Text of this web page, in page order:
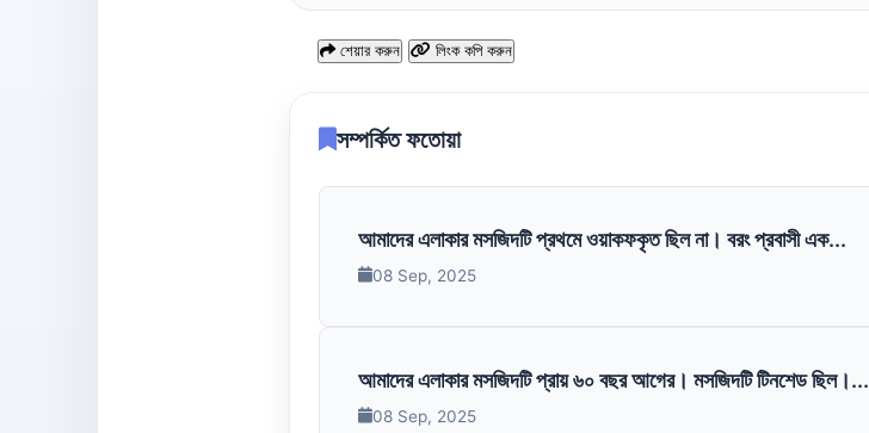
শেয়ার করুন লিংক কপি করুন
সম্পর্কিত ফতোয়া
আমাদের এলাকার মসজিদটি প্রথমে ওয়াকফকৃত ছিল না। বরং প্রবাসী এক...
08 Sep, 2025
আমাদের এলাকার মসজিদটি প্রায় ৬০ বছর আগের। মসজিদটি টিনশেড ছিল।...
08 Sep, 2025